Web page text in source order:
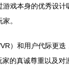
戏本身的优秀设
。
）和用户代际更
的真诚尊重以及对